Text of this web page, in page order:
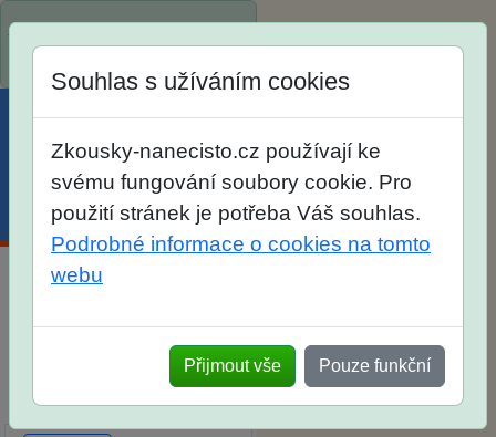
Spustili jsme přihlašování na
Menu Účet Košík
zkoušek na SŠ? Vaše
ohlasy po skutečných
přijímacích zkouškách
Souhlas s užíváním cookies
Zkousky-nanecisto.cz používají ke
svému fungování soubory cookie. Pro
použití stránek je potřeba Váš souhlas.
Podrobné informace o cookies na tomto
webu
Přijmout vše Pouze funkční